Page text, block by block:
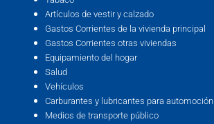
Artículos de vestir y calzado
Gastos Corrientes de la vivienda principal
Gastos Corrientes otras viviendas
Equipamiento del hogar
Salud
Vehículos
Carburantes y lubricantes para automoción
Medios de transporte público